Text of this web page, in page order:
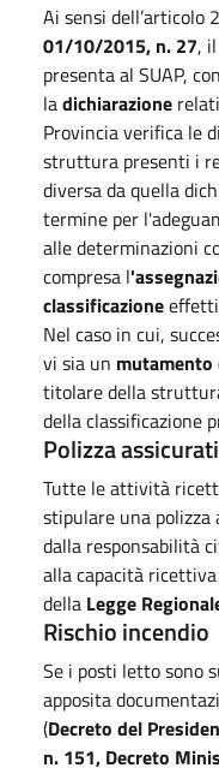
Ai sensi dell’articolo
01/10/2015, n. 27,
presenta al SUAP,
ladichiarazione
Provincia verifica le
struttura presenti i
diversa da quella
termine per
alle determinazioni
compresa l
classificazione
Nel caso in cui,
vi sia un
titolare della
della classificazione
Polizza
Tutte le attività
stipulare una
dalla responsabilità
alla capacità
della Legge
Rischio incendio
Se i posti letto sono
apposita
(Decreto del
n. 151, Decreto